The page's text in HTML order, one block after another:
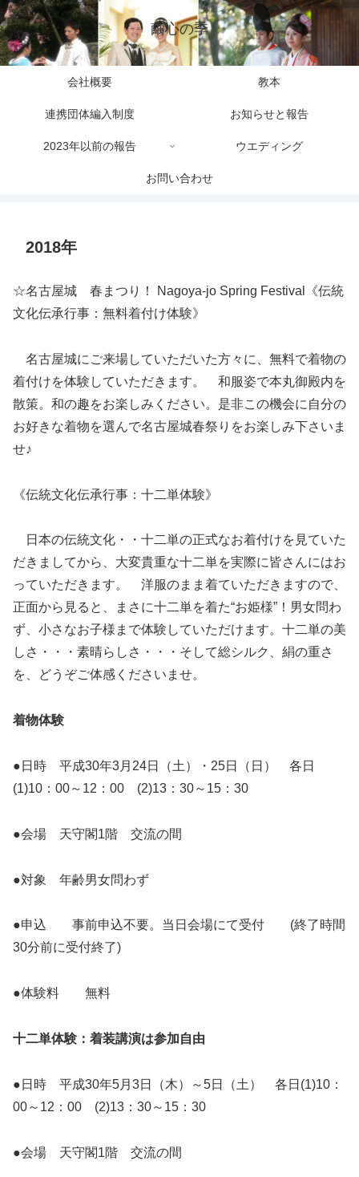
繭心の季
会社概要 教本
連携団体編入制度 お知らせと報告
2023年以前の報告 ウエディング
お問い合わせ
2018年
☆名古屋城 春まつり！ Nagoya‐jo Spring Festival《伝統
文化伝承行事：無料着付け体験》
名古屋城にご来場していただいた方々に、無料で着物の
着付けを体験していただきます。 和服姿で本丸御殿内を
散策。和の趣をお楽しみください。是非この機会に自分の
お好きな着物を選んで名古屋城春祭りをお楽しみ下さいま
せ♪
《伝統文化伝承行事：十二単体験》
日本の伝統文化・・十二単の正式なお着付けを見ていた
だきましてから、大変貴重な十二単を実際に皆さんにはお
っていただきます。 洋服のまま着ていただきますので、
正面から見ると、まさに十二単を着た“お姫様”！男女問わ
ず、小さなお子様まで体験していただけます。十二単の美
しさ・・・素晴らしさ・・・そして総シルク、絹の重さ
を、どうぞご体感くださいませ。
着物体験
●日時 平成30年3月24日（土）・25日（日） 各日
(1)10：00～12：00 (2)13：30～15：30
●会場 天守閣1階 交流の間
●対象 年齢男女問わず
●申込 事前申込不要。当日会場にて受付 (終了時間
30分前に受付終了)
●体験料 無料
十二単体験：着装講演は参加自由
●日時 平成30年5月3日（木）～5日（土） 各日(1)10：
00～12：00 (2)13：30～15：30
●会場 天守閣1階 交流の間